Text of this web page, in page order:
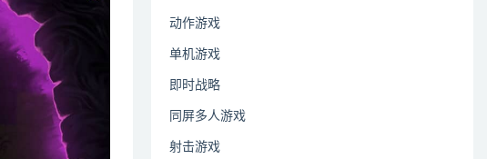
动作游戏
单机游戏
即时战略
同屏多人游戏
射击游戏